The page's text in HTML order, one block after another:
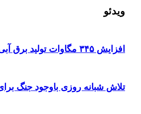
ویدئو
افزایش ۳۴۵ مگاوات تولید برق آبی کشور باوجود جنگ (فیلم)
تلاش شبانه روزی باوجود جنگ